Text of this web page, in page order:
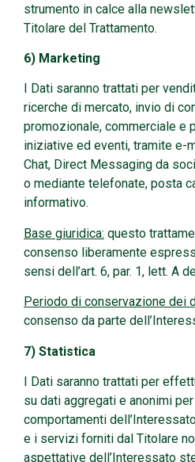
strumento in calce alla
Titolare del Trattamento.
6) Marketing
I Dati saranno trattati per
ricerche di mercato, invio di
promozionale, commerciale e
iniziative ed eventi, tramite e-
Chat, Direct Messaging da
o mediante telefonate, posta
informativo.
Base giuridica: questo
consenso liberamente
sensi dell’art. 6, par. 1, lett. A
Periodo di conservazione dei
consenso da parte
7) Statistica
I Dati saranno trattati per
su dati aggregati e anonimi
comportamenti
e i servizi forniti dal Titolare
aspettative dell’Interessato